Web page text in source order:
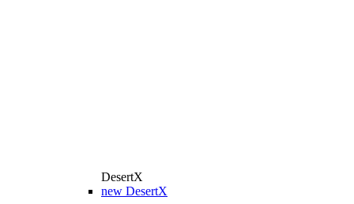
DesertX
new DesertX